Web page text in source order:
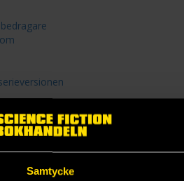
Samtycke
Andra dimensionen
Gibat